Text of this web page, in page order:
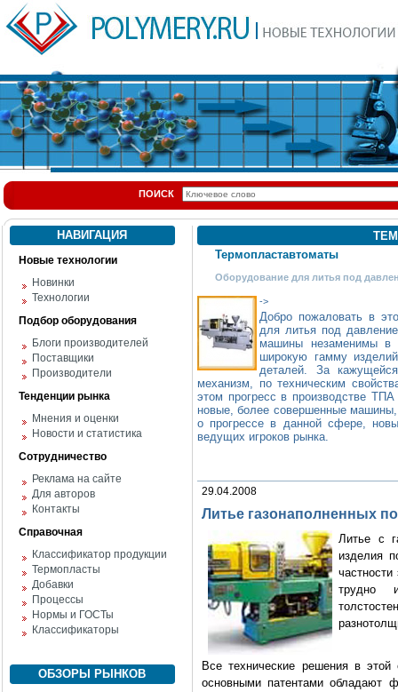
ПОИСК
НАВИГАЦИЯ
Новые технологии
Новинки
Технологии
Подбор оборудования
Блоги производителей
Поставщики
Производители
Тенденции рынка
Мнения и оценки
Новости и статистика
Сотрудничество
Реклама на сайте
Для авторов
Контакты
Справочная
Классификатор продукции
Термопласты
Добавки
Процессы
Нормы и ГОСТы
Классификаторы
ОБЗОРЫ РЫНКОВ
Термопластавтоматы
Оборудование для литья под
->
Добро пожаловать в
для литья под
машины незаменимы в
широкую гамму
деталей. За
механизм, по техническим
этом прогресс в производстве
новые, более совершенные
о прогрессе в данной сфере,
ведущих игроков рынка.
29.04.2008
Литье газонаполненных
Литье с
изделия
частности
трудно
Все технические решения в
основными патентами обладают